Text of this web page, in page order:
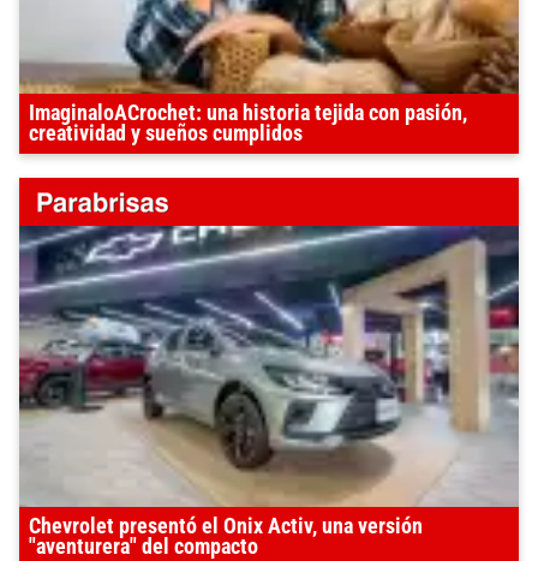
ImaginaloACrochet: una historia tejida con pasión,
creatividad y sueños cumplidos
Chevrolet presentó el Onix Activ, una versión
"aventurera" del compacto